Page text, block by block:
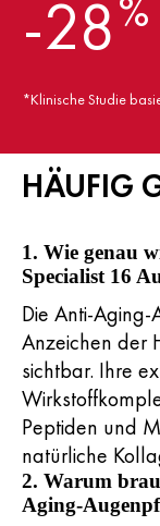
-28%
*Klinische Studie
HÄUFIG
1. Wie genau
Specialist 16
Die Anti-
Anzeichen der
sichtbar. Ihre
Peptiden und
natürliche
2. Warum
Aging-